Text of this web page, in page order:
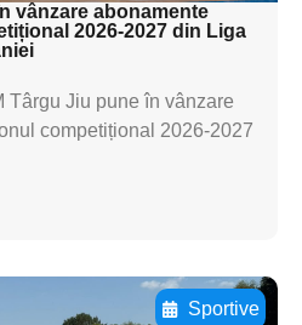
vânzare abonamente
2026-2027 din Liga
Târgu Jiu pune în vânzare
competițional 2026-2027
Sportive